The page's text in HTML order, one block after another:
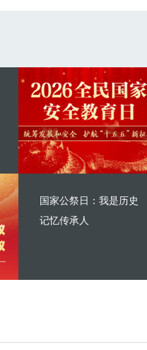
国家公祭日：我是历史
记忆传承人